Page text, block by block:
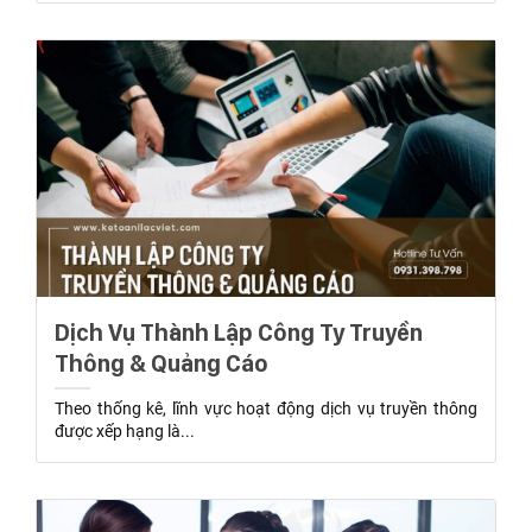
Dịch Vụ Thành Lập Công Ty Truyền
Thông & Quảng Cáo
Theo thống kê, lĩnh vực hoạt động dịch vụ truyền thông
được xếp hạng là...